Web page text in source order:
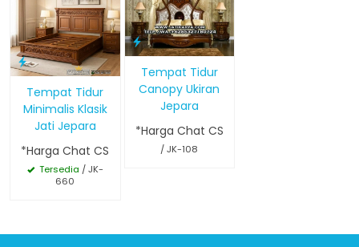
Tempat Tidur
Minimalis Klasik
Jati Jepara
*Harga Chat CS
Tersedia / JK-
660
Tempat Tidur
Canopy Ukiran
Jepara
*Harga Chat CS
/ JK-108